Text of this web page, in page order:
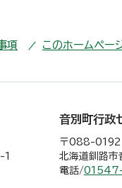
項 このホームペー
1
音別町行政
〒088-0192
北海道釧路
電話/